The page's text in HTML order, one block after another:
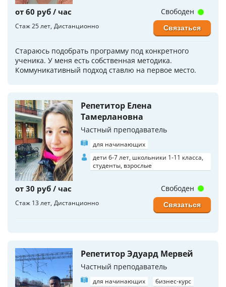
от 60 руб / час
Стаж 25 лет Дистанционно
Стараюсь подобрать программу под конкретного
ученика. У меня есть собственная методика.
Коммуникативный подход ставлю на первое место.
Свободен
Связаться
Репетитор Елена
Тамерлановна
Частный преподаватель
для начинающих
дети 6-7 лет, школьники 1-11 класса,
студенты, взрослые
от 30 руб / час
Стаж 13 лет Дистанционно
Свободен
Связаться
Репетитор Эдуард Мервей
Частный преподаватель
для начинающих бизнес-курс